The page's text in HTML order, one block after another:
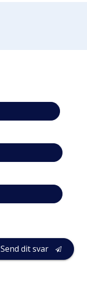
Send dit svar